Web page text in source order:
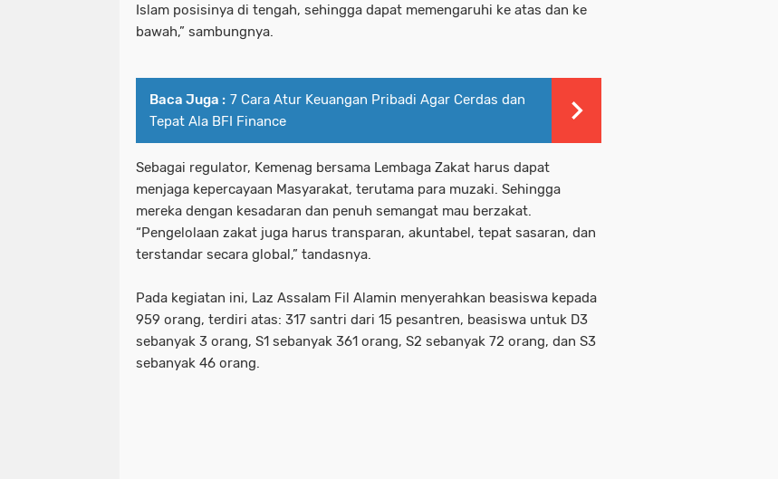
Islam posisinya di tengah, sehingga dapat memengaruhi ke atas dan ke
bawah,” sambungnya.
Baca Juga : 7 Cara Atur Keuangan Pribadi Agar Cerdas dan
Tepat Ala BFI Finance
Sebagai regulator, Kemenag bersama Lembaga Zakat harus dapat
menjaga kepercayaan Masyarakat, terutama para muzaki. Sehingga
mereka dengan kesadaran dan penuh semangat mau berzakat.
“Pengelolaan zakat juga harus transparan, akuntabel, tepat sasaran, dan
terstandar secara global,” tandasnya.
Pada kegiatan ini, Laz Assalam Fil Alamin menyerahkan beasiswa kepada
959 orang, terdiri atas: 317 santri dari 15 pesantren, beasiswa untuk D3
sebanyak 3 orang, S1 sebanyak 361 orang, S2 sebanyak 72 orang, dan S3
sebanyak 46 orang.